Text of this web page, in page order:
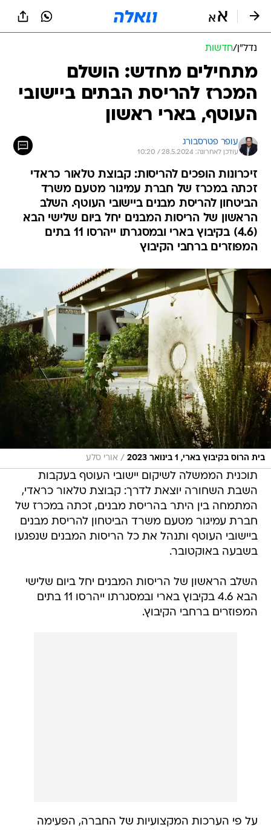
נדל״ן/חדשות
מתחילים מחדש: הושלם
המכרז להריסת הבתים ביישובי
העוטף, בארי ראשון
עופר פטרסבורג
עודכן לאחרונה: 28.5.2024 / 10:20
זיכרונות הופכים להריסות: קבוצת טלאור כראדי
זכתה במכרז של חברת עמיגור מטעם משרד
הביטחון להריסת מבנים ביישובי העוטף. השלב
הראשון של הריסות המבנים יחל ביום שלישי הבא
(4.6) בקיבוץ בארי ובמסגרתו ייהרסו 11 בתים
המפוזרים ברחבי הקיבוץ
בית הרוס בקיבוץ בארי, 1 בינואר 2023 / אורי סלע
תוכנית הממשלה לשיקום יישובי העוטף בעקבות
השבת השחורה יוצאת לדרך: קבוצת טלאור כראדי,
המתמחה בין היתר בהריסת מבנים, זכתה במכרז של
חברת עמיגור מטעם משרד הביטחון להריסת מבנים
ביישובי העוטף ותנהל את כל הריסות המבנים שנפגעו
בשבעה באוקטובר.
השלב הראשון של הריסות המבנים יחל ביום שלישי
הבא 4.6 בקיבוץ בארי ובמסגרתו ייהרסו 11 בתים
המפוזרים ברחבי הקיבוץ.
על פי הערכות המקצועיות של החברה, הפעימה